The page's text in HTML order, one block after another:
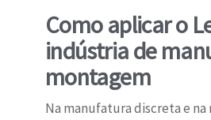
Como aplicar o
indústria de
montagem
Na manufatura discreta e na